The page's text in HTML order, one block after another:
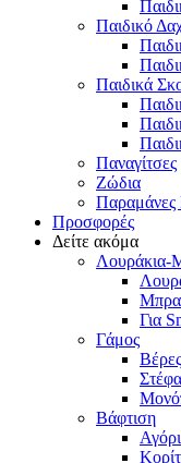
Παιδικό
Παιδικά
Παναγίτσες
Ζώδια
Παραμάνες
Προσφορές
Δείτε ακόμα
Λουράκια-
Για
Γάμος
Βέρες
Βάφτιση
Αγόρι